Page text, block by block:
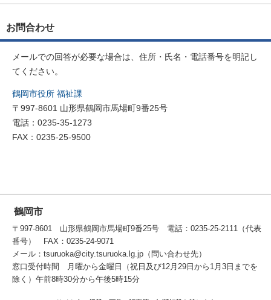
お問合わせ
メールでの回答が必要な場合は、住所・氏名・電話番号を明記し
てください。
鶴岡市役所 福祉課
〒997-8601 山形県鶴岡市馬場町9番25号
電話：0235-35-1273
FAX：0235-25-9500
鶴岡市
〒997-8601 山形県鶴岡市馬場町9番25号 電話：0235-25-2111（代表
番号） FAX：0235-24-9071
メール：tsuruoka@city.tsuruoka.lg.jp（問い合わせ先）
窓口受付時間 月曜から金曜日（祝日及び12月29日から1月3日までを
除く）午前8時30分から午後5時15分